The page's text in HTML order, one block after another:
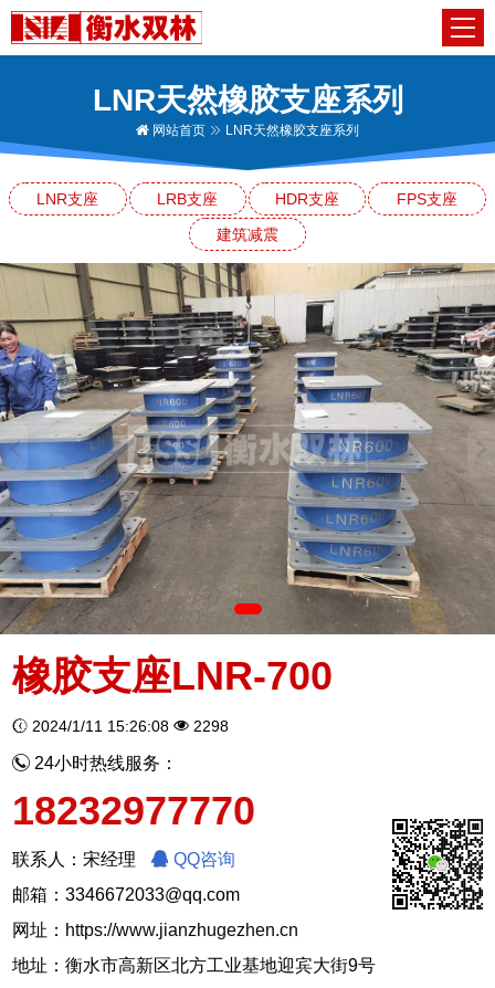
LNR天然橡胶支座系列
网站首页 LNR天然橡胶支座系列
LNR支座 LRB支座 HDR支座
FPS支座
建筑减震
橡胶支座LNR-700
2024/1/11 15:26:08 2298
24小时热线服务：
18232977770
联系人：宋经理
QQ咨询
邮箱：3346672033@qq.com
网址： https://www.jianzhugezhen.cn
地址：衡水市高新区北方工业基地迎宾大街9号